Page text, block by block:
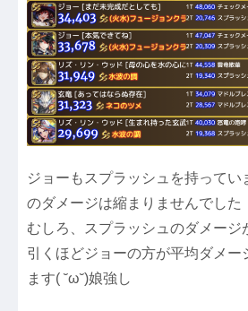
ジョーもスプラッシュを持ってい
のダメージは縮まりませんでした
むしろ、スプラッシュのダメージ
引くほどジョーの方が平均ダメー
ます( ˘ω˘)娘強し